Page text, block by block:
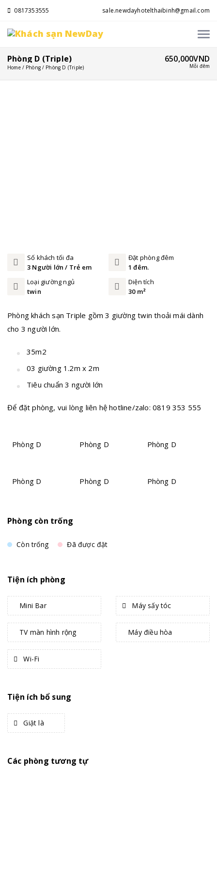
0817353555 sale.newdayhotelthaibinh@gmail.com
Phòng D (Triple)
Home Phòng Phòng D (Triple)
650,000VND
Mỗi đêm
Số khách tối đa
3 Người lớn / Trẻ em
Đặt phòng đêm
1 đêm.
Loại giường ngủ
twin
Diện tích
30 m²
Phòng khách sạn Triple gồm 3 giường twin thoải mái dành
cho 3 người lớn.
35m2
03 giường 1.2m x 2m
Tiêu chuẩn 3 người lớn
Để đặt phòng, vui lòng liên hệ hotline/zalo: 0819 353 555
Phòng D Phòng D Phòng D
Phòng D Phòng D Phòng D
Phòng còn trống
Còn trống Đã được đặt
Tiện ích phòng
Mini Bar Máy sấy tóc
TV màn hình rộng Máy điều hòa
Wi-Fi
Tiện ích bổ sung
Giặt là
Các phòng tương tự